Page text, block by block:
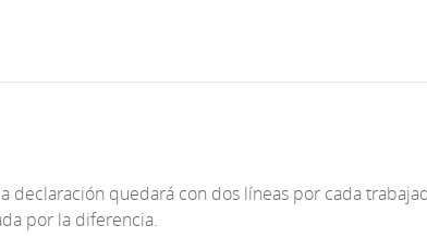
quedará con dos líneas por cada
por la diferencia.